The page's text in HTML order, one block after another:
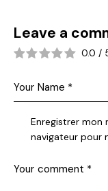
Leave a
0.0 /
Enregistrer mon
navigateur pour